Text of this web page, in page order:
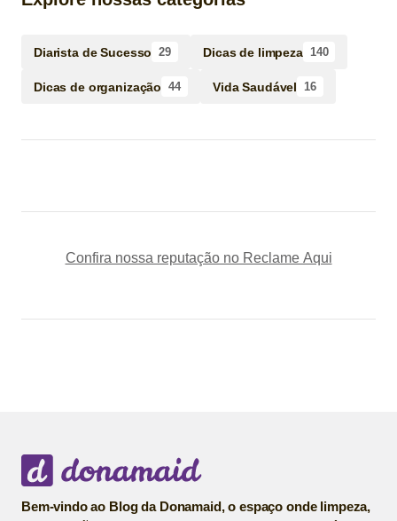
Diarista de Sucesso 29 Dicas de limpeza 140
Dicas de organização 44 Vida Saudável 16
Confira nossa reputação no Reclame Aqui
Bem-vindo ao Blog da Donamaid, o espaço onde limpeza,